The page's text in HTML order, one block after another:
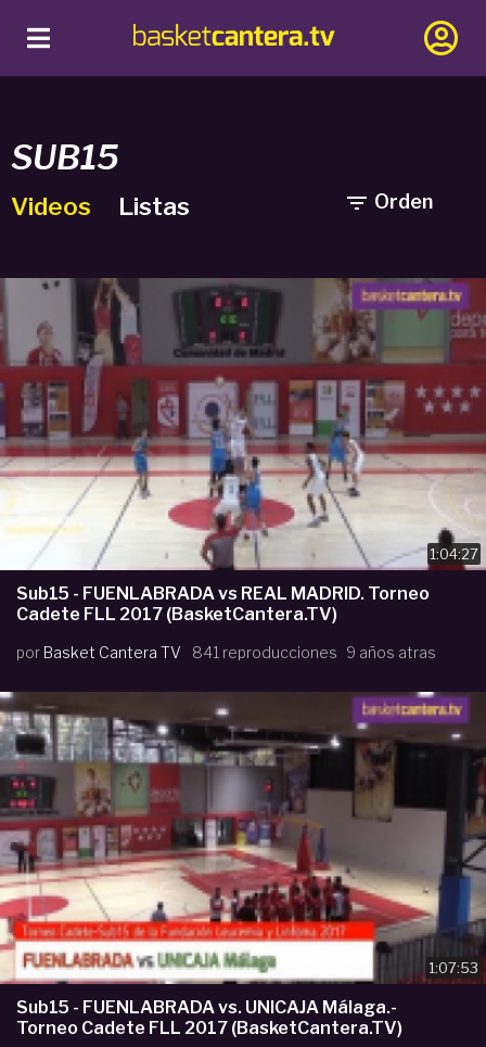
SUB15
 Orden
Videos Listas
1:04:27
Sub15 - FUENLABRADA vs REAL MADRID. Torneo
Cadete FLL 2017 (BasketCantera.TV)
por Basket Cantera TV 841 reproducciones 9 años atras
1:07:53
Sub15 - FUENLABRADA vs. UNICAJA Málaga.-
Torneo Cadete FLL 2017 (BasketCantera.TV)